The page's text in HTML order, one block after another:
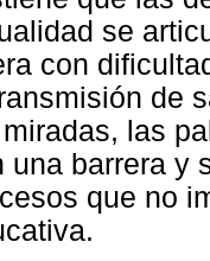
se
con
de
las
una barrera y
que no